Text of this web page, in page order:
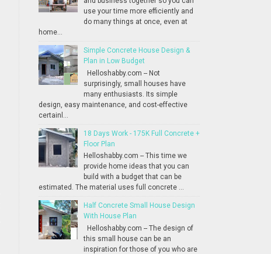
use your time more efficiently and
do many things at once, even at
home...
Simple Concrete House Design &
Plan in Low Budget
Helloshabby.com -- Not
surprisingly, small houses have
many enthusiasts. Its simple
design, easy maintenance, and cost-effective
certainl...
18 Days Work - 175K Full Concrete +
Floor Plan
Helloshabby.com -- This time we
provide home ideas that you can
build with a budget that can be
estimated. The material uses full concrete ...
Half Concrete Small House Design
With House Plan
Helloshabby.com -- The design of
this small house can be an
inspiration for those of you who are